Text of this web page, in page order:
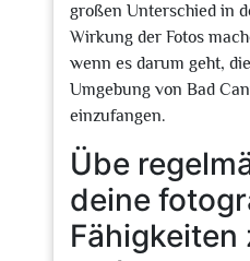
großen Unterschied in
Wirkung der Fotos
wenn es darum geht,
Umgebung von Bad
einzufangen.
Übe
deine
Fähigkeiten